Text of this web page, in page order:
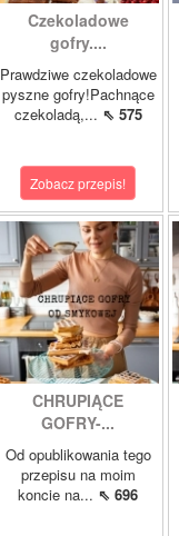
Czekoladowe
gofry....
Prawdziwe czekoladowe
pyszne gofry!Pachnące
czekoladą,... ⇖ 575
Zobacz przepis!
CHRUPIĄCE
GOFRY-...
Od opublikowania tego
przepisu na moim
koncie na... ⇖ 696